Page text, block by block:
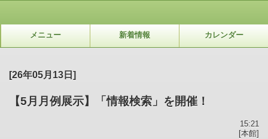
メニュー 新着情報 カレンダー
[26年05月13日]
【5月月例展示】「情報検索」を開催！
15:21
[本館]